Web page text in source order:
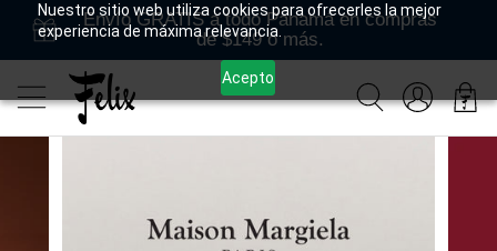
Nuestro sitio web utiliza cookies para ofrecerles la mejor
experiencia de máxima relevancia.
Acepto
Envío GRATIS a todo Panamá en compras
de $149 o más.